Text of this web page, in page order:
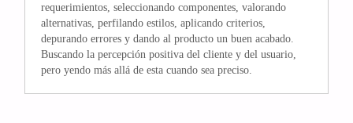
requerimientos, seleccionando componentes, valorando
alternativas, perfilando estilos, aplicando criterios,
depurando errores y dando al producto un buen acabado.
Buscando la percepción positiva del cliente y del usuario,
pero yendo más allá de esta cuando sea preciso.